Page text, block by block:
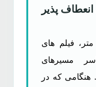
پذیر
تا 0.25 میلی متر، فیلم های
مسیرهای
که در